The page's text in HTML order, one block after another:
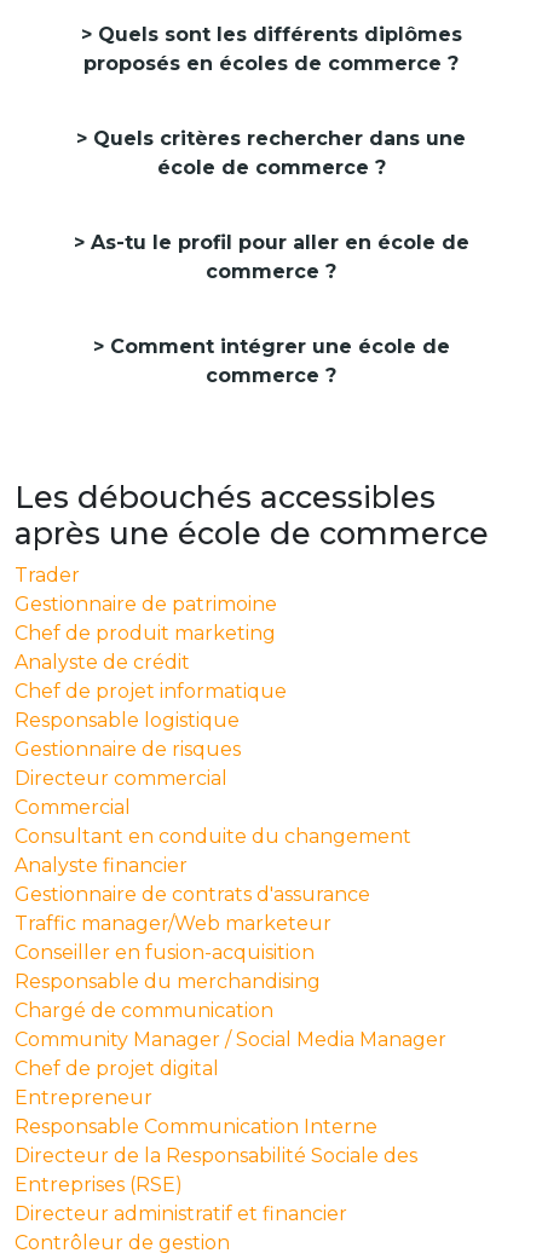
Quels sont les différents diplômes
proposés en écoles de commerce ?
école de commerce ?
As-tu le profil pour aller en école de
commerce ?
Comment intégrer une école de
commerce ?
Les débouchés accessibles
après une école de commerce
Trader
Gestionnaire de patrimoine
Chef de produit marketing
Analyste de crédit
Chef de projet informatique
Responsable logistique
Gestionnaire de risques
Directeur commercial
Commercial
Consultant en conduite du changement
Analyste financier
Gestionnaire de contrats d'assurance
Traffic manager/Web marketeur
Conseiller en fusion-acquisition
Responsable du merchandising
Chargé de communication
Community Manager / Social Media Manager
Chef de projet digital
Entrepreneur
Responsable Communication Interne
Directeur de la Responsabilité Sociale des
Entreprises (RSE)
Directeur administratif et financier
Contrôleur de gestion